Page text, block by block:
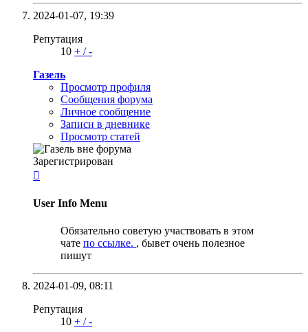
2024-01-07, 19:39
Репутация
10 + /-
Газель
Просмотр профиля
Сообщения форума
Личное сообщение
Записи в дневнике
Просмотр статей
Зарегистрирован

User Info Menu
Обязательно советую участвовать в этом
чате по ссылке. , бывет очень полезное
пишут
2024-01-09, 08:11
Репутация
10 + /-